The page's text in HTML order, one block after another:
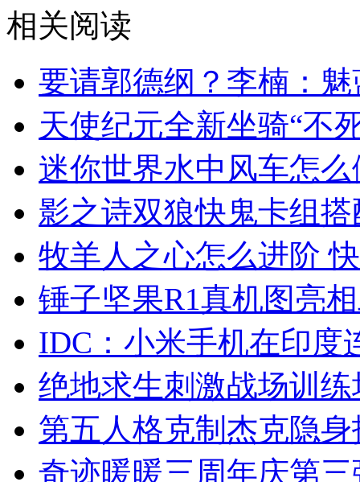
相关阅读
要请郭德纲？李楠：
天使纪元全新坐骑“不
迷你世界水中风车怎
影之诗双狼快鬼卡组
牧羊人之心怎么进阶
锤子坚果R1真机图亮
IDC：小米手机在印度
绝地求生刺激战场训
第五人格克制杰克隐
奇迹暖暖三周年庆第